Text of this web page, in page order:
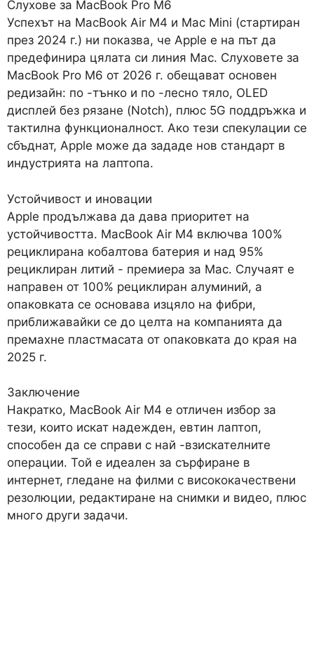
Слухове за MacBook Pro M6
Успехът на MacBook Air M4 и Mac Mini (стартиран
през 2024 г.) ни показва, че Apple е на път да
предефинира цялата си линия Mac. Слуховете за
MacBook Pro M6 от 2026 г. обещават основен
редизайн: по -тънко и по -лесно тяло, OLED
дисплей без рязане (Notch), плюс 5G поддръжка и
тактилна функционалност. Ако тези спекулации се
сбъднат, Apple може да зададе нов стандарт в
индустрията на лаптопа.
Устойчивост и иновации
Apple продължава да дава приоритет на
устойчивостта. MacBook Air M4 включва 100%
рециклирана кобалтова батерия и над 95%
рециклиран литий - премиера за Mac. Случаят е
направен от 100% рециклиран алуминий, а
опаковката се основава изцяло на фибри,
приближавайки се до целта на компанията да
премахне пластмасата от опаковката до края на
2025 г.
Заключение
Накратко, MacBook Air M4 е отличен избор за
тези, които искат надежден, евтин лаптоп,
способен да се справи с най -взискателните
операции. Той е идеален за сърфиране в
интернет, гледане на филми с висококачествени
резолюции, редактиране на снимки и видео, плюс
много други задачи.